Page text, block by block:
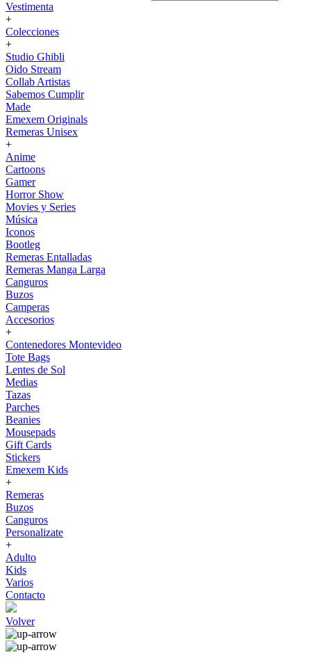
Vestimenta
+
Colecciones
+
Studio Ghibli
Oido Stream
Collab Artistas
Sabemos Cumplir
Made
Emexem Originals
Remeras Unisex
+
Anime
Cartoons
Gamer
Horror Show
Movies y Series
Música
Iconos
Bootleg
Remeras Entalladas
Remeras Manga Larga
Canguros
Buzos
Camperas
Accesorios
+
Contenedores Montevideo
Tote Bags
Lentes de Sol
Medias
Tazas
Parches
Beanies
Mousepads
Gift Cards
Stickers
Emexem Kids
+
Remeras
Buzos
Canguros
Personalizate
+
Adulto
Kids
Varios
Contacto
Volver